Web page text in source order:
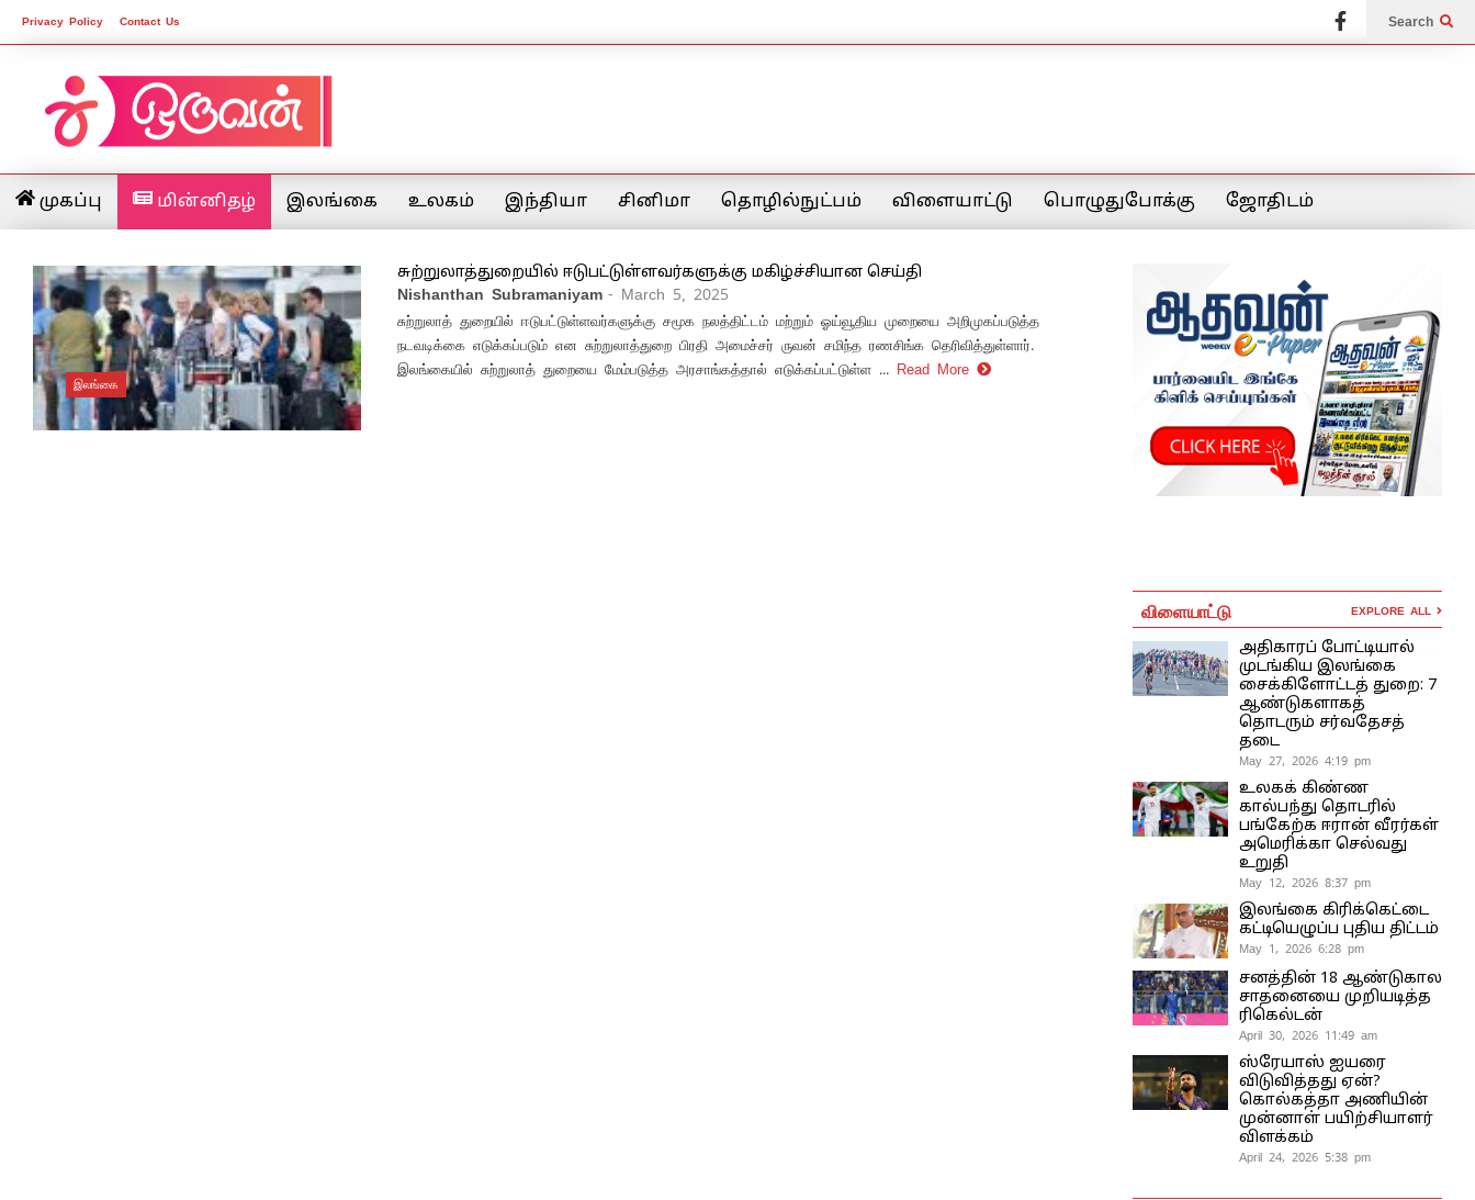
Privacy Policy Contact Us Search
முகப்பு மின்னிதழ் இலங்கை உலகம் இந்தியா சினிமா தொழில்நுட்பம் விளையாட்டு பொழுதுபோக்கு ஜோதிடம்
இலங்கை
சுற்றுலாத்துறையில் ஈடுபட்டுள்ளவர்களுக்கு மகிழ்ச்சியான செய்தி
Nishanthan Subramaniyam - March 5, 2025
சுற்றுலாத் துறையில் ஈடுபட்டுள்ளவர்களுக்கு சமூக நலத்திட்டம் மற்றும் ஓய்வூதிய முறையை அறிமுகப்படுத்த
நடவடிக்கை எடுக்கப்படும் என சுற்றுலாத்துறை பிரதி அமைச்சர் ருவன் சமிந்த ரணசிங்க தெரிவித்துள்ளார்.
இலங்கையில் சுற்றுலாத் துறையை மேம்படுத்த அரசாங்கத்தால் எடுக்கப்பட்டுள்ள ... Read More
விளையாட்டு EXPLORE ALL
அதிகாரப் போட்டியால்
முடங்கிய இலங்கை
சைக்கிளோட்டத் துறை: 7
ஆண்டுகளாகத்
தொடரும் சர்வதேசத்
தடை
May 27, 2026 4:19 pm
உலகக் கிண்ண
கால்பந்து தொடரில்
பங்கேற்க ஈரான் வீரர்கள்
அமெரிக்கா செல்வது
உறுதி
May 12, 2026 8:37 pm
இலங்கை கிரிக்கெட்டை
கட்டியெழுப்ப புதிய திட்டம்
May 1, 2026 6:28 pm
சனத்தின் 18 ஆண்டுகால
சாதனையை முறியடித்த
ரிகெல்டன்
April 30, 2026 11:49 am
ஸ்ரேயாஸ் ஐயரை
விடுவித்தது ஏன்?
கொல்கத்தா அணியின்
முன்னாள் பயிற்சியாளர்
விளக்கம்
April 24, 2026 5:38 pm